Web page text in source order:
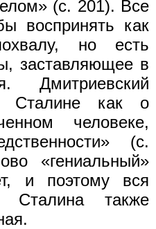
(с. 201). Все
воспринять как
но есть
заставляющее в
Дмитриевский
Сталине как о
человеке,
(с.
«гениальный»
и поэтому вся
Сталина также